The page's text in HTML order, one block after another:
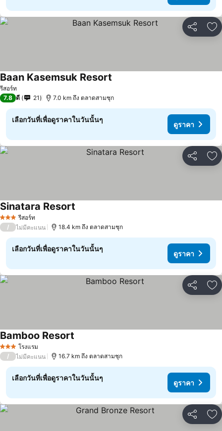
แชร์ เ
รีสอร์ท
Baan Kasemsuk Resort
7.8 ดี 21 7.0 km ถึง ตลาดสามชุก
เลือกวันที่เพื่อดูราคาในวันนั้นๆ
ดูราคา
แชร์ เ
3 ดาว รีสอร์ท
Sinatara Resort
/ ไม่มีคะแนน 18.4 km ถึง ตลาดสามชุก
เลือกวันที่เพื่อดูราคาในวันนั้นๆ
ดูราคา
แชร์ เ
3 ดาว โรงแรม
Bamboo Resort
/ ไม่มีคะแนน 16.7 km ถึง ตลาดสามชุก
เลือกวันที่เพื่อดูราคาในวันนั้นๆ
ดูราคา
แชร์ เ